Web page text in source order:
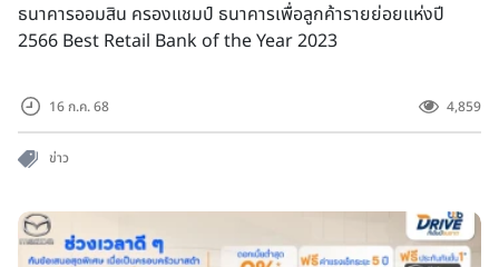
ธนาคารออมสิน ครองแชมป์ ธนาคารเพื่อลูกค้ารายย่อยแห่งปี
2566 Best Retail Bank of the Year 2023
16 ก.ค. 68 4,859
ข่าว